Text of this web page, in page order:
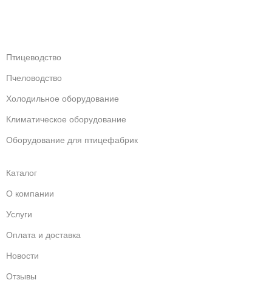
Птицеводство
Пчеловодство
Холодильное оборудование
Климатическое оборудование
Оборудование для птицефабрик
Каталог
О компании
Услуги
Оплата и доставка
Новости
Отзывы